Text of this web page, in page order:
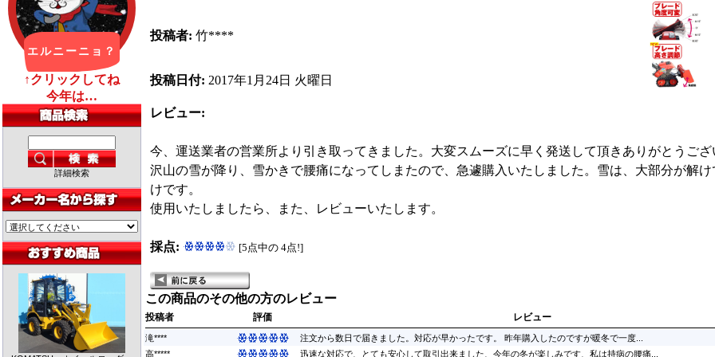
詳細検索
投稿者: 竹****
投稿日付: 2017年1月24日 火曜日
レビュー:
今、運送業者の営業所より引き取ってきました。大変スムーズに早く発送して頂きありがとうご
沢山の雪が降り、雪かきで腰痛になってしまたので、急遽購入いたしました。雪は、大部分が解
けです。
使用いたしましたら、また、レビューいたします。
採点: [5点中の 4点!]
この商品のその他の方のレビュー
投稿者 評価 レビュー
滝****
注文から数日で届きました。対応が早かったです。 昨年購入したのですが暖冬で一度...
高*****
迅速な対応で、とても安心して取引出来ました、今年の冬が楽しみです、私は持病の腰痛...